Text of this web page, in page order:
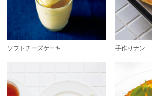
ソフトチーズケーキ 手作りナン